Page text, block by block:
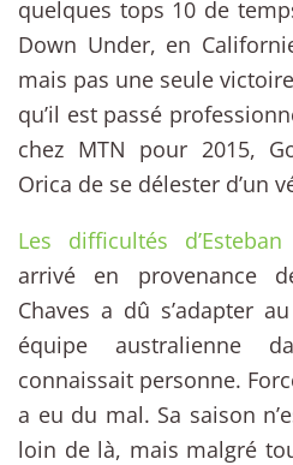
quelques tops 10 de
Down Under, en
mais pas une seule
qu’il est passé
chez MTN pour 2015,
Orica de se délester d’un
Les difficultés d’Esteban
arrivé en provenance
Chaves a dû s’adapter
équipe australienne
connaissait personne.
a eu du mal. Sa saison
loin de là, mais malgré